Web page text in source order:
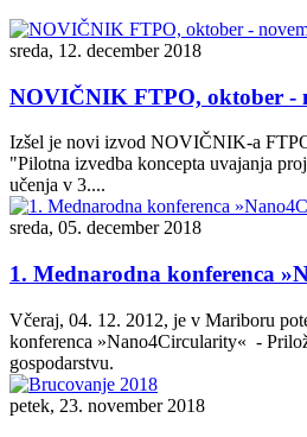
sreda, 12. december 2018
NOVIČNIK FTPO, oktober -
Izšel je novi izvod NOVIČNIK-a
"Pilotna izvedba koncepta uvajanja
učenja v 3....
sreda, 05. december 2018
1. Mednarodna konferenca
Včeraj, 04. 12. 2012, je v Mariboru
konferenca »Nano4Circularity« -
gospodarstvu.
petek, 23. november 2018